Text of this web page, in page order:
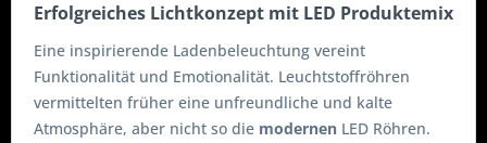
Erfolgreiches Lichtkonzept mit LED Produktemix
Eine inspirierende Ladenbeleuchtung vereint
Funktionalität und Emotionalität. Leuchtstoffröhren
vermittelten früher eine unfreundliche und kalte
Atmosphäre, aber nicht so die modernen LED Röhren.